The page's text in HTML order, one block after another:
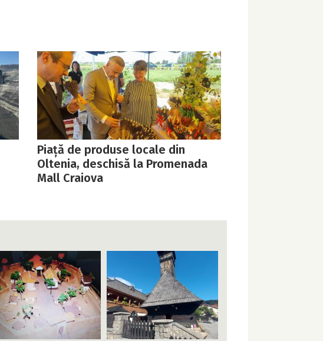
Piață de produse locale din
Oltenia, deschisă la Promenada
Mall Craiova